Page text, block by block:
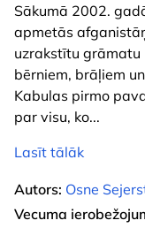
Sākumā 2002.
apmetās
uzrakstītu
bērniem, brāļiem
Kabulas pirmo
par visu, ko...
Lasīt tālāk
Autors: Osne
Vecuma